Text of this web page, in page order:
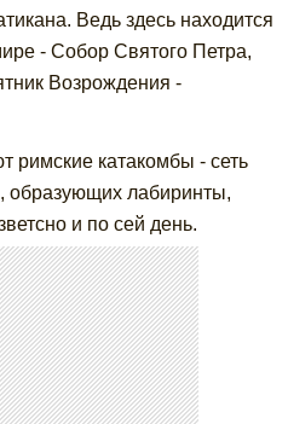
Ведь здесь находится
- Собор Святого Петра,
Возрождения -
римские катакомбы - сеть
образующих лабиринты,
и по сей день.